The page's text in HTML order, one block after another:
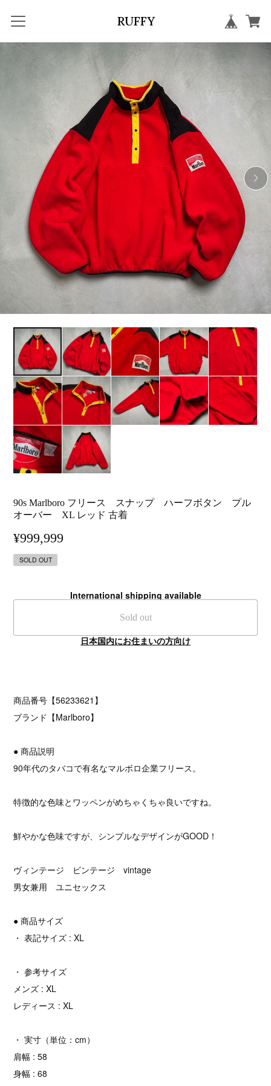
RUFFY
90s Marlboro フリース スナップ ハーフボタン プル
オーバー XL レッド 古着
¥999,999
SOLD OUT
International shipping available
Sold out
日本国内にお住まいの方向け
商品番号【56233621】
ブランド【Marlboro】
● 商品説明
90年代のタバコで有名なマルボロ企業フリース。
特徴的な色味とワッペンがめちゃくちゃ良いですね。
鮮やかな色味ですが、シンプルなデザインがGOOD！
ヴィンテージ ビンテージ vintage
男女兼用 ユニセックス
● 商品サイズ
・ 表記サイズ : XL
・ 参考サイズ
メンズ : XL
レディース : XL
・ 実寸（単位：cm）
肩幅 : 58
身幅 : 68